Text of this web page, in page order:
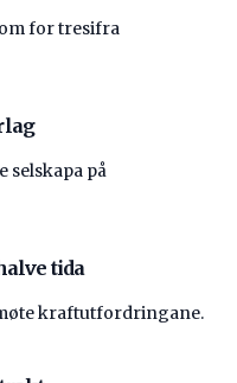
for tresifra
selskapa på
tida
kraftutfordringane.